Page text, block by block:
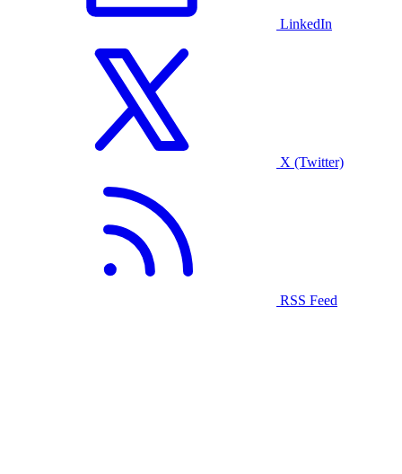
LinkedIn
X (Twitter)
RSS Feed